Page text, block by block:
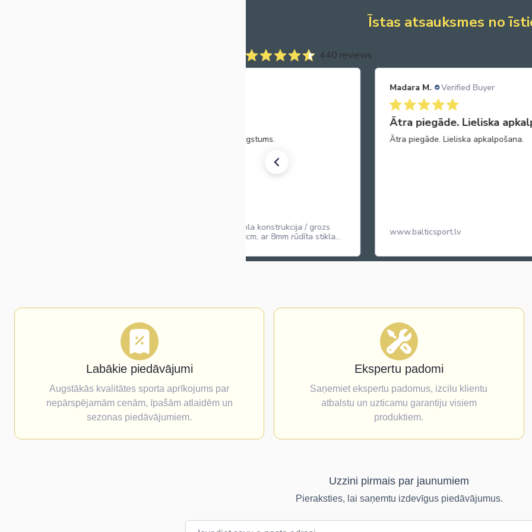
Īstas atsauksmes no
440 reviews
Ātra piegāde. Lieliska apkalpošana.
Madara M. Verified Buyer
Favorīts
Vienas no garšīgākajām datelēm! Jūt
True Dates Caramel Popcorn
karameļu popkorna garšu
Labākie piedāvājumi
Augstākās kvalitātes sporta aprīkojums par
nepārspējamām cenām, īpašām atlaidēm un
sezonas piedāvājumiem.
Ekspertu padomi
Saņemiet ekspertu padomus, izcilu klientu
atbalstu un uzticamu garantiju visiem
produktiem.
Uzzini pirmais par jaunumiem
Pieraksties, lai saņemtu izdevīgus piedāvājumus.